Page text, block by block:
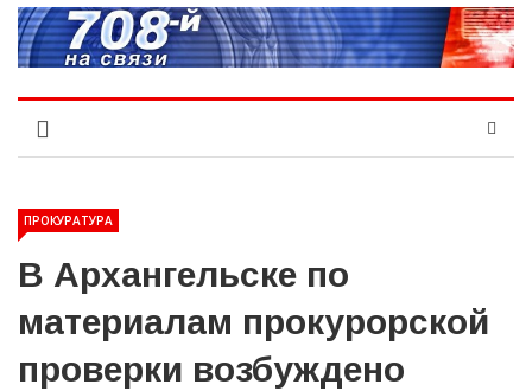
ПРОКУРАТУРА
В Архангельске по
материалам прокурорской
проверки возбуждено